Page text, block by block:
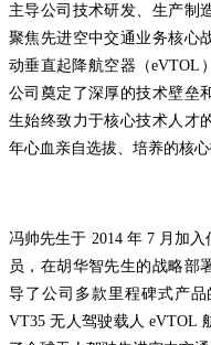
主导公司技术研发、生产制
聚焦先进空中交通业务核心
动垂直起降航空器（eVTOL
公司奠定了深厚的技术壁垒
生始终致力于核心技术人才
年心血亲自选拔、培养的核
冯帅先生于 2014 年 7 月加
员，在胡华智先生的战略部
导了公司多款里程碑式产品
VT35 无人驾驶载人 eVTOL